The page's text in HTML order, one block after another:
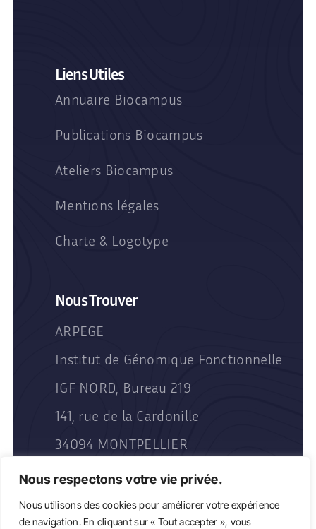
Nous respectons votre vie privée.
Nous utilisons des cookies pour améliorer votre expérience
de navigation. En cliquant sur « Tout accepter », vous
Liens Utiles
Annuaire Biocampus
Publications Biocampus
Ateliers Biocampus
Mentions légales
Charte & Logotype
Nous Trouver
ARPEGE
Institut de Génomique Fonctionnelle
IGF NORD, Bureau 219
141, rue de la Cardonille
34094 MONTPELLIER